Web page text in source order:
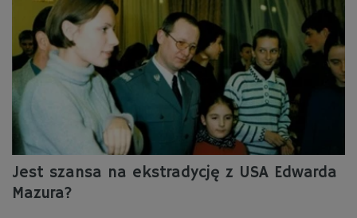
Jest szansa na ekstradycję z USA Edwarda
Mazura?